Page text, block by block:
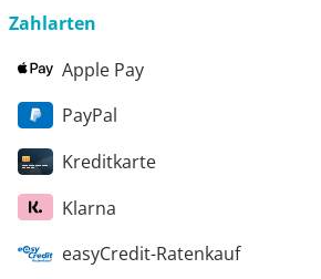
aus Mitteln des Europäischen Sozialfonds Plus und
Zahlarten
Apple Pay
PayPal
Kreditkarte
Klarna
easyCredit-Ratenkauf